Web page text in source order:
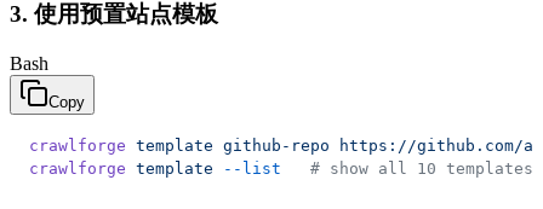
3. 使用预置站点模板
Bash
Copy
crawlforge template github-repo https://github.com/
crawlforge template --list
   # show all 10 templates